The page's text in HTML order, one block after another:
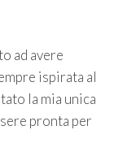
ad avere
ispirata al
la mia unica
pronta per